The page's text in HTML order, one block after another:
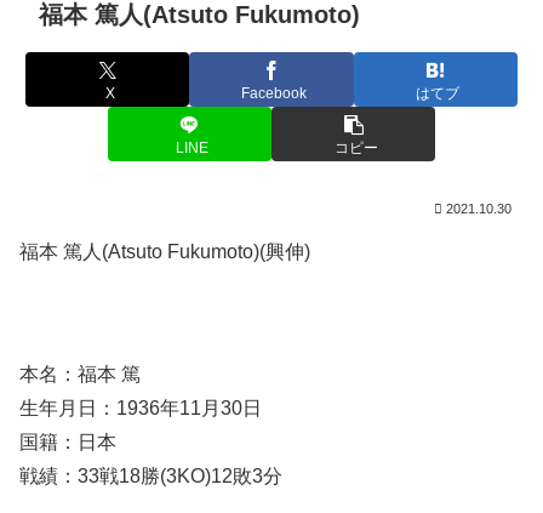
福本 篤人(Atsuto Fukumoto)
X Facebook はてブ
LINE コピー
2021.10.30
福本 篤人(Atsuto Fukumoto)(興伸)
本名：福本 篤
生年月日：1936年11月30日
国籍：日本
戦績：33戦18勝(3KO)12敗3分